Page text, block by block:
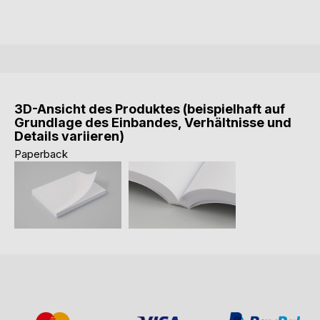
3D-Ansicht des Produktes (beispielhaft auf
Grundlage des Einbandes, Verhältnisse und
Details variieren)
Paperback